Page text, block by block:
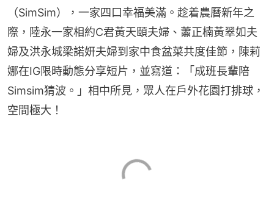
（SimSim），一家四口幸福美滿。趁着農曆新年之
際，陸永一家相約C君黃天頤夫婦、蕭正楠黃翠如夫
婦及洪永城梁諾妍夫婦到家中食盆菜共度佳節，陳莉
娜在IG限時動態分享短片，並寫道：「成班長輩陪
Simsim猜波。」相中所見，眾人在戶外花園打排球，
空間極大！